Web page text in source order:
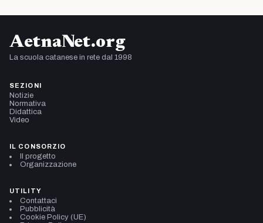
AetnaNet.org
La scuola catanese in rete dal 1998
SEZIONI
Notizie
Normativa
Didattica
Video
IL CONSORZIO
Il progetto
Organizzazione
UTILITY
Contattaci
Pubblicità
Cookie Policy (UE)